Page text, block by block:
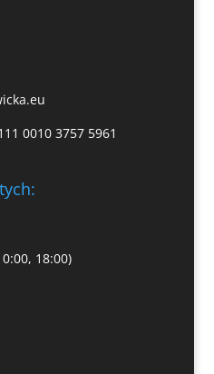
0010 3757 5961
18:00)